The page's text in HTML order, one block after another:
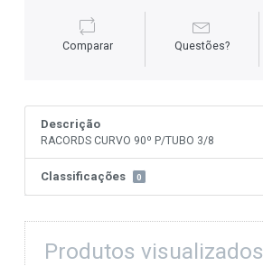
Comparar Questões?
Descrição
RACORDS CURVO 90º P/TUBO 3/8
Classificações 0
Produtos visualizados